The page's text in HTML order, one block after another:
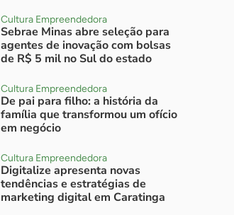
Cultura Empreendedora
Sebrae Minas abre seleção para
agentes de inovação com bolsas
de R$ 5 mil no Sul do estado
Cultura Empreendedora
De pai para filho: a história da
família que transformou um ofício
em negócio
Cultura Empreendedora
Digitalize apresenta novas
tendências e estratégias de
marketing digital em Caratinga